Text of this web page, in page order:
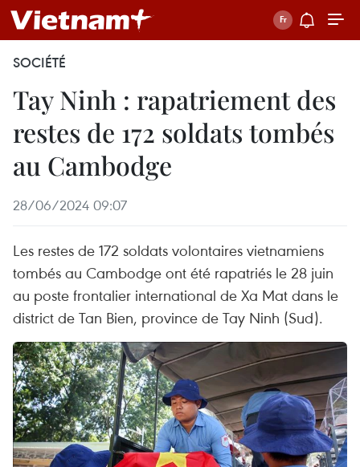
SOCIÉTÉ
Tay Ninh : rapatriement des
restes de 172 soldats tombés
au Cambodge
28/06/2024 09:07
Les restes de 172 soldats volontaires vietnamiens
tombés au Cambodge ont été rapatriés le 28 juin
au poste frontalier international de Xa Mat dans le
district de Tan Bien, province de Tay Ninh (Sud).